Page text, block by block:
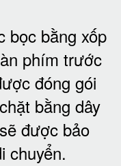
bọc bằng xốp
phím trước
đóng gói
bằng dây
được bảo
chuyển.